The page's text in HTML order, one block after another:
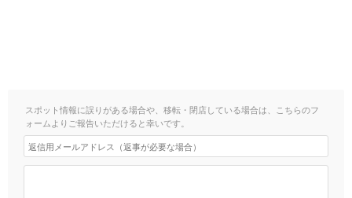
スポット情報に誤りがある場合や、移転・閉店している場合は、こちらのフ
ォームよりご報告いただけると幸いです。